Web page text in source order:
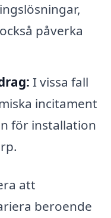
påverka
I vissa fall
incitament
för installation
att
beroende